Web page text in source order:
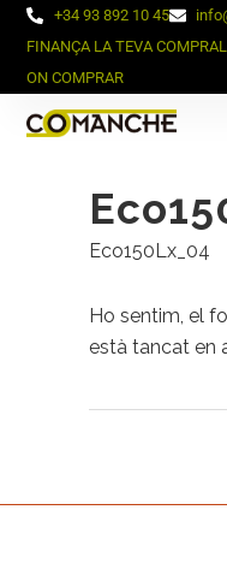
+34 93 892 10 45
FINANÇA LA TEVA COMPRA
ON COMPRAR
Eco150Lx_04
Ho sentim, el
està tancat en